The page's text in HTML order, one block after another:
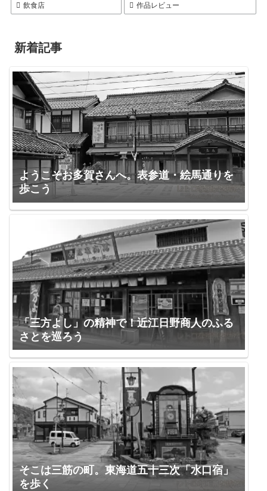
飲食店 作品レビュー
新着記事
ようこそお多賀さんへ。表参道・絵馬通りを
歩こう
「三方よし」の精神で！近江日野商人のふる
さとを巡ろう
そこは三筋の町。東海道五十三次「水口宿」
を歩く